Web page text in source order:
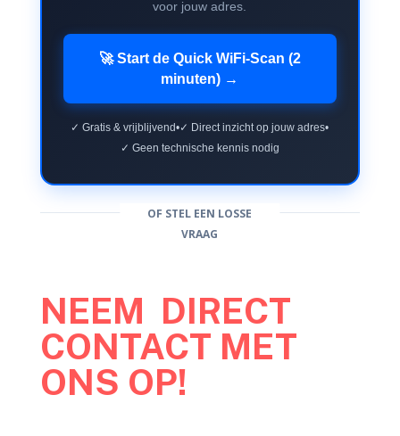
voor jouw adres.
🚀 Start de Quick WiFi-Scan (2
minuten) →
✓ Gratis & vrijblijvend•✓ Direct inzicht op jouw adres•
✓ Geen technische kennis nodig
OF STEL EEN LOSSE
VRAAG
NEEM DIRECT
CONTACT MET
ONS OP!